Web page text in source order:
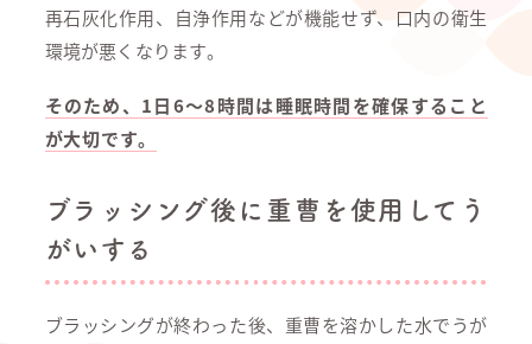
再石灰化作用、自浄作用などが機能せず、口内の衛生
環境が悪くなります。
そのため、1日6～8時間は睡眠時間を確保すること
が大切です。
ブラッシング後に重曹を使用してう
がいする
ブラッシングが終わった後、重曹を溶かした水でうが